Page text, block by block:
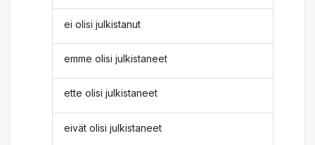
ei olisi julkistanut
emme olisi julkistaneet
ette olisi julkistaneet
eivät olisi julkistaneet